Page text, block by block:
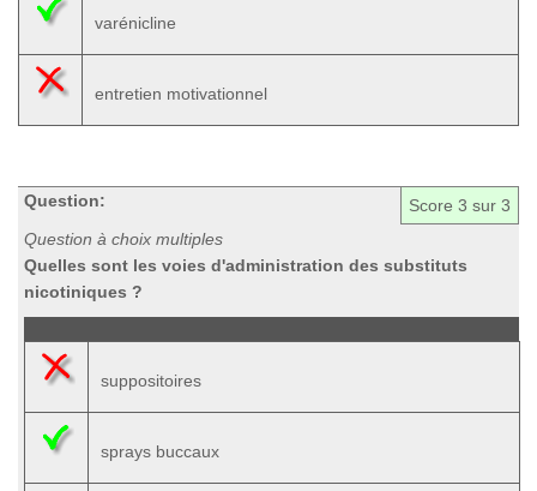
varénicline
entretien motivationnel
Score 3 sur 3
Question:
Question à choix multiples
Quelles sont les voies d'administration des substituts
nicotiniques ?
suppositoires
sprays buccaux